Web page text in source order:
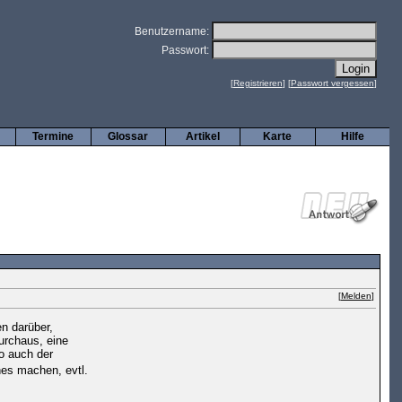
Benutzername:
Passwort:
[Registrieren] [Passwort vergessen]
Hilfe
Karte
Artikel
Glossar
Termine
[Melden]
darüber,
eine
auch der
machen, evtl.